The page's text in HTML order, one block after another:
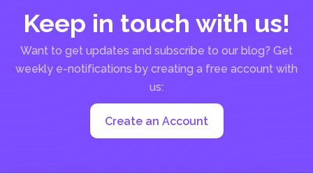
Keep in touch with us!
Want to get updates and subscribe to our blog? Get
weekly e-notifications by creating a free account with
us:
Create an Account